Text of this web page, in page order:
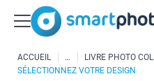
ACCUEIL
LIVRE PHOTO
SÉLECTIONNEZ VOTRE DESIGN